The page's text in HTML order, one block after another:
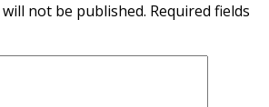
not be published. Required fields